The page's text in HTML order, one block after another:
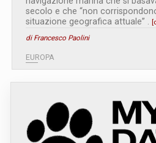
secolo e che “non
situazione geografica attuale” .
di Francesco Paolini
EUROPA